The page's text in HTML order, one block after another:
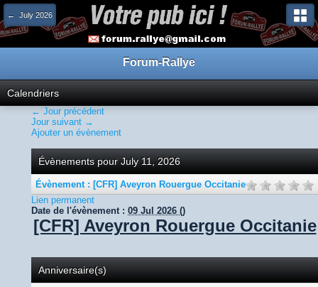
← July 2026
Forum-Rallye
Calendriers
← Jour précédent
Jour suivant →
Ajouter un évènement
Évènements pour July 11, 2026
Évènement : [CFR] Aveyron Rouergue Occitanie
Lien permanent
Date de l'évènement : 09 Jul 2026 ()
[CFR] Aveyron Rouergue Occitanie
Anniversaire(s)